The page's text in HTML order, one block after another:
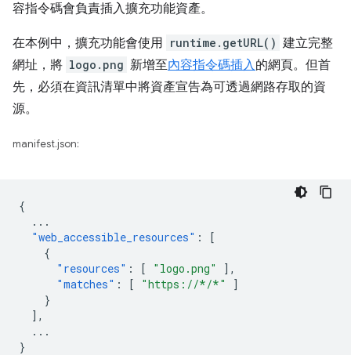
容指令碼會負責插入擴充功能資產。
在本例中，擴充功能會使用 runtime.getURL() 建立完整
網址，將 logo.png 新增至內容指令碼插入的網頁。但首
先，必須在資訊清單中將資產宣告為可透過網路存取的資
源。
manifest.json:
{
...
"web_accessible_resources" :
[
{
"resources" : [ "logo.png"
],
"matches" : [ "https://*/*"
]
}
],
...
}